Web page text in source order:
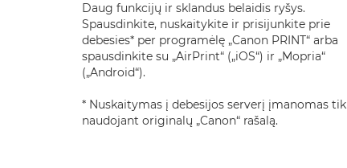
Daug funkcijų ir sklandus belaidis ryšys.
Spausdinkite, nuskaitykite ir prisijunkite prie
debesies* per programėlę „Canon PRINT“ arba
spausdinkite su „AirPrint“ („iOS“) ir „Mopria“
(„Android“).
* Nuskaitymas į debesijos serverį įmanomas tik
naudojant originalų „Canon“ rašalą.